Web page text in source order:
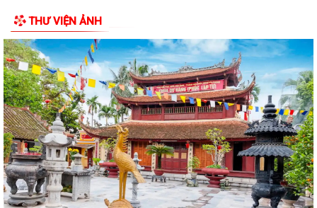
Hội Nông dân xã Việt Khê phối hợp với Công ty Cổ phần Tư Nông
nghiệp và Xây dựng Hải Phong tổ chức...
XÃ VIỆTKHÊ, THÀNH PHỐ HẢI PHÒNG: BẾ MẠC LỚP BỒI DƯỠNG KIẾN
THỨC QUỐC PHÒNG VÀ AN NINH ĐỐI TƯỢNG 4...
Công văn số: 1925/UBND-VHXH ngày 31/7/2026 của UBND xã Việt
Khê về việc phối hợp triển khai tuyển...
Kế hoạch số: 252/KH-UBND ngày 31/7/2026 của UBND xã Việt Khê
Triển khai chiến dịch 90 ngày làm...
Thông báo số: 157/TB-TTPVHCC ngày 31/7/2026 Niêm yết về việc
THƯ VIỆN ẢNH